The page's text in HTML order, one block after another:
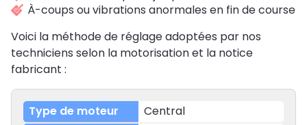
À-coups ou vibrations anormales en fin de course
Voici la méthode de réglage adoptées par nos
techniciens selon la motorisation et la notice
fabricant :
Central